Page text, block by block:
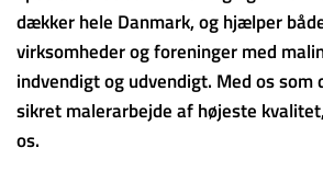
dækker hele Danmark, og hjælper
virksomheder og foreninger med
indvendigt og udvendigt. Med os som
sikret malerarbejde af højeste
os.